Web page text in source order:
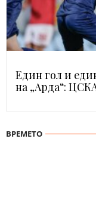
Един гол и
на „Арда“:
ВРЕМЕТО